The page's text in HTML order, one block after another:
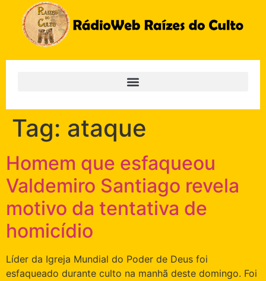
Tag: ataque
Homem que esfaqueou
Valdemiro Santiago revela
motivo da tentativa de
homicídio
Líder da Igreja Mundial do Poder de Deus foi
esfaqueado durante culto na manhã deste domingo. Foi